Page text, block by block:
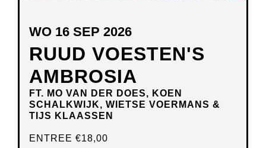
RUUD VOESTEN'S
AMBROSIA
FT. MO VAN DER DOES, KOEN
SCHALKWIJK, WIETSE VOERMANS &
TIJS KLAASSEN
WO 16 SEP 2026
ENTREE €18,00